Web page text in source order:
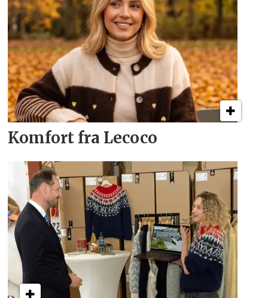
Komfort fra Lecoco